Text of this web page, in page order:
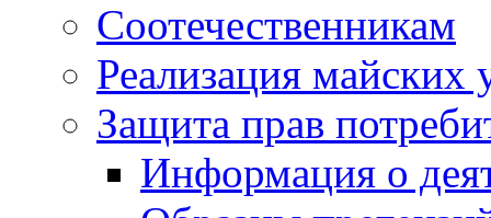
Соотечественникам
Реализация майских
Защита прав
Информация о